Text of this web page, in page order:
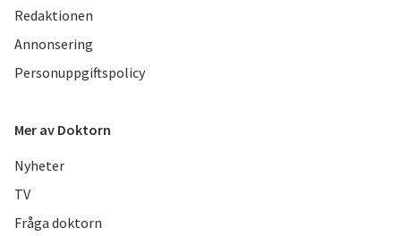
Redaktionen
Annonsering
Personuppgiftspolicy
Mer av Doktorn
Nyheter
TV
Fråga doktorn